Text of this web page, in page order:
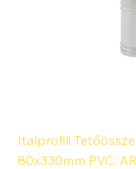
Italprofili
80x330mm PVC;